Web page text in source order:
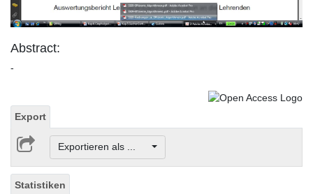
Abstract:
-
Export
Exportieren als ...
Statistiken